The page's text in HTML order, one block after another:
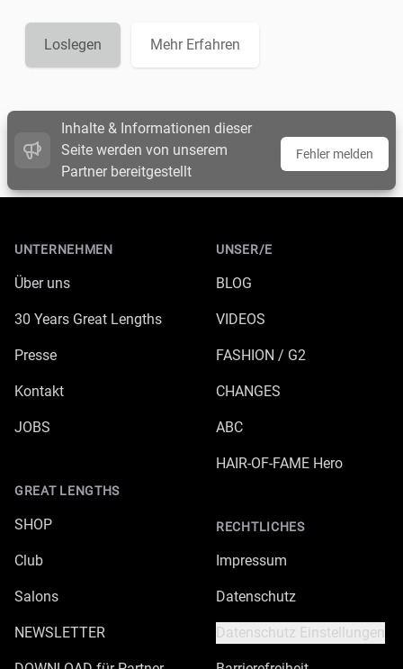
Loslegen Mehr Erfahren
Inhalte & Informationen dieser
Seite werden von unserem
Partner bereitgestellt
Fehler melden
UNTERNEHMEN
Über uns
30 Years Great Lengths
Presse
Kontakt
JOBS
GREAT LENGTHS
SHOP
Club
Salons
NEWSLETTER
UNSER/E
BLOG
VIDEOS
FASHION / G2
CHANGES
ABC
HAIR-OF-FAME Hero
RECHTLICHES
Impressum
Datenschutz
Datenschutz Einstellungen